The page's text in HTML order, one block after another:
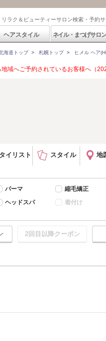
ラク＆ビューティーサロン検索・予約サ
ヘアスタイル ネイル・まつげサロン
海道トップ> 札幌トップ> ヒメル ヘア
域へご予約されているお客様へ（
イリスト スタイル 地
パーマ 縮毛矯正
ヘッドスパ 着付け
2回目以降クーポン